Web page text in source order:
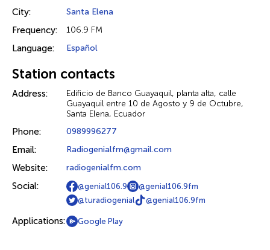
City: Santa Elena
Frequency: 106.9 FM
Language: Español
Station contacts
Address:
Edificio de Banco Guayaquil, planta alta, calle
Guayaquil entre 10 de Agosto y 9 de Octubre,
Santa Elena, Ecuador
Phone: 0989996277
Email: Radiogenialfm@gmail.com
Website: radiogenialfm.com
Social: @genial106.9
@genial106.9fm
@turadiogenial
@genial106.9fm
Applications: Google Play